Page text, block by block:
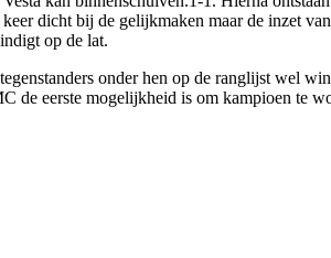
dicht bij de gelijkmaken maar de inzet
op de lat.
onder hen op de ranglijst wel
eerste mogelijkheid is om kampioen te